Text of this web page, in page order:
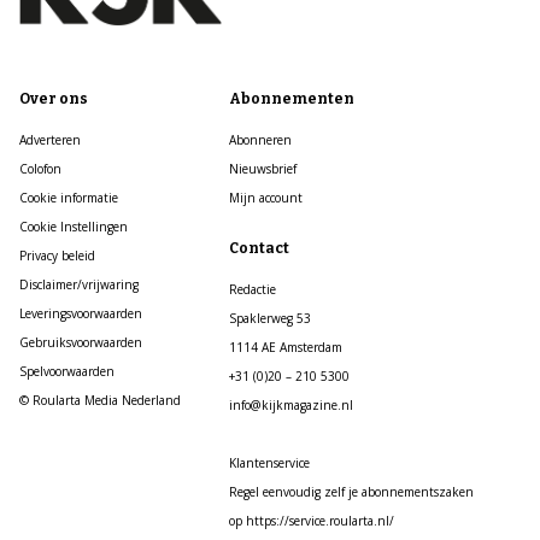
Over ons
Adverteren
Colofon
Cookie informatie
Cookie Instellingen
Privacy beleid
Disclaimer/vrijwaring
Leveringsvoorwaarden
Gebruiksvoorwaarden
Spelvoorwaarden
© Roularta Media Nederland
Abonnementen
Abonneren
Nieuwsbrief
Mijn account
Contact
Redactie
Spaklerweg 53
1114 AE Amsterdam
+31 (0)20 – 210 5300
info@kijkmagazine.nl
Klantenservice
Regel eenvoudig zelf je abonnementszaken
op https://service.roularta.nl/